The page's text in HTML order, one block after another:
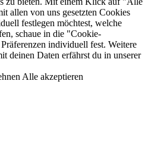
allen von uns gesetzten Cookies
festlegen möchtest, welche
schaue in die "Cookie-
individuell fest. Weitere
deinen Daten erfährst du in unserer
Alle akzeptieren